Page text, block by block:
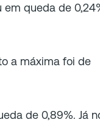
em queda de
a máxima foi de
de 0,89%. Já